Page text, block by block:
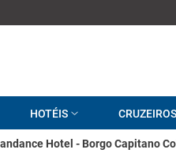
HOTÉIS CRUZEIROS
Hotel - Borgo Capitano